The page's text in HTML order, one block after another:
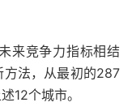
来竞争力指标相结
方法，从最初的287
12个城市。